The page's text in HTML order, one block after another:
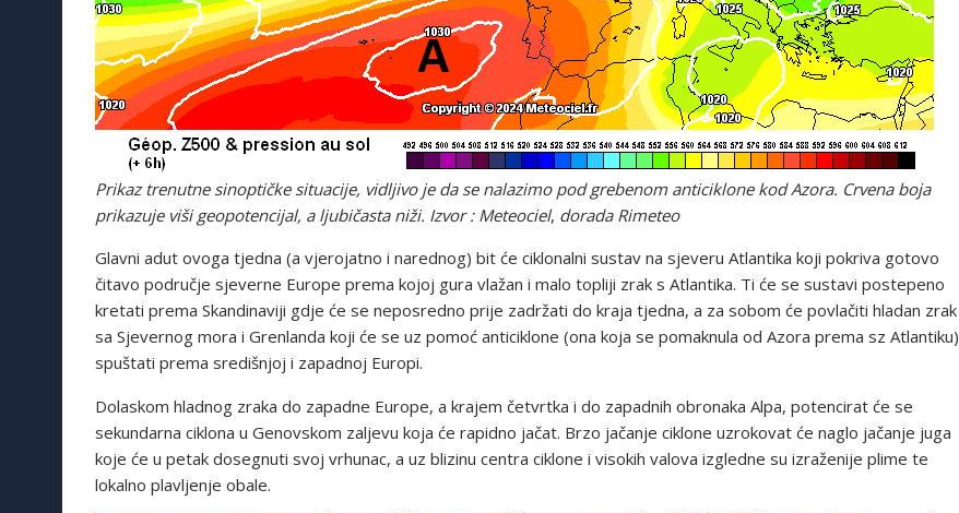
Prikaz trenutne sinoptičke situacije, vidljivo je da se nalazimo pod grebenom anticiklone kod Azora. Crvena boja
prikazuje viši geopotencijal, a ljubičasta niži. Izvor : Meteociel, dorada Rimeteo
Glavni adut ovoga tjedna (a vjerojatno i narednog) bit će ciklonalni sustav na sjeveru Atlantika koji pokriva gotovo
čitavo područje sjeverne Europe prema kojoj gura vlažan i malo topliji zrak s Atlantika. Ti će se sustavi postepeno
kretati prema Skandinaviji gdje će se neposredno prije zadržati do kraja tjedna, a za sobom će povlačiti hladan zrak
sa Sjevernog mora i Grenlanda koji će se uz pomoć anticiklone (ona koja se pomaknula od Azora prema sz Atlantiku)
spuštati prema središnjoj i zapadnoj Europi.
Dolaskom hladnog zraka do zapadne Europe, a krajem četvrtka i do zapadnih obronaka Alpa, potencirat će se
sekundarna ciklona u Genovskom zaljevu koja će rapidno jačat. Brzo jačanje ciklone uzrokovat će naglo jačanje juga
koje će u petak dosegnuti svoj vrhunac, a uz blizinu centra ciklone i visokih valova izgledne su izraženije plime te
lokalno plavljenje obale.